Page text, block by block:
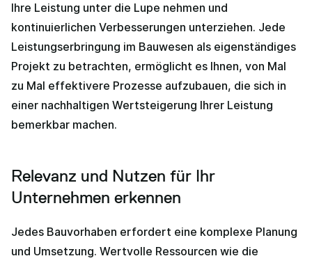
Ihre Leistung unter die Lupe nehmen und
kontinuierlichen Verbesserungen unterziehen. Jede
Leistungserbringung im Bauwesen als eigenständiges
Projekt zu betrachten, ermöglicht es Ihnen, von Mal
zu Mal effektivere Prozesse aufzubauen, die sich in
einer nachhaltigen Wertsteigerung Ihrer Leistung
bemerkbar machen.
Relevanz und Nutzen für Ihr
Unternehmen erkennen
Jedes Bauvorhaben erfordert eine komplexe Planung
und Umsetzung. Wertvolle Ressourcen wie die